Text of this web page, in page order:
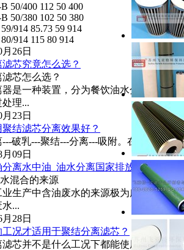
50/400 112 50 400
50/380 102 50 380
914 85.73 59 914
914 115 80 914
26日
芯究竟怎么选？
芯怎么选？
器是一种装置，分为餐饮油水分离器和
理...
23日
结滤芯分离效果好？
---破乳---聚结---分离---吸附。在系统当中
09日
离水中油_油水分离国家排放标准
混合的来源
产中含油废水的来源极为广泛，如油
...
28日
况才适用于聚结分离滤芯？
芯并不是什么工况下都能使用的，而是